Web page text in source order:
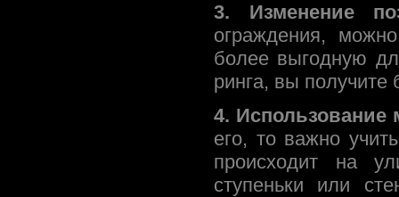
3. Изменение
ограждения,
более выгодную
ринга, вы
4. Использование
его, то важно
происходит на
ступеньки или